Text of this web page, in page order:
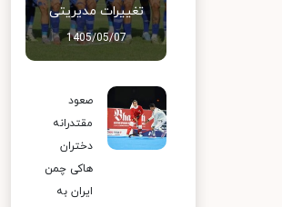
تغییرات مدیریتی
1405/05/07
صعود
مقتدرانه
دختران
هاکی چمن
ایران به